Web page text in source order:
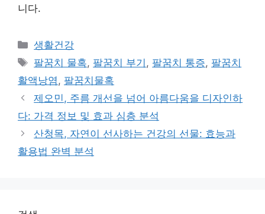
니다.
Categories
생활건강
Tags
팔꿈치 물혹, 팔꿈치 부기 , 팔꿈치 통증, 팔꿈치
활액낭염 , 팔꿈치물혹
제오민, 주름 개선을 넘어 아름다움을 디자인하
다: 가격 정보 및 효과 심층 분석
산청목, 자연이 선사하는 건강의 선물: 효능과
활용법 완벽 분석